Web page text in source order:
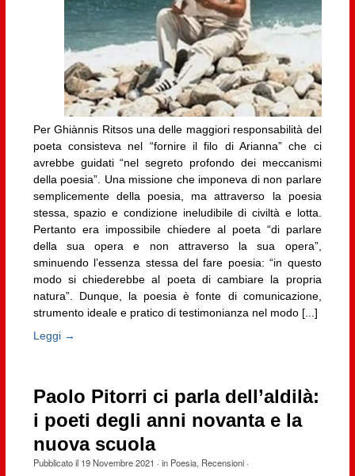
Per Ghiànnis Ritsos una delle maggiori responsabilità del
poeta consisteva nel “fornire il filo di Arianna” che ci
avrebbe guidati “nel segreto profondo dei meccanismi
della poesia”. Una missione che imponeva di non parlare
semplicemente della poesia, ma attraverso la poesia
stessa, spazio e condizione ineludibile di civiltà e lotta.
Pertanto era impossibile chiedere al poeta “di parlare
della sua opera e non attraverso la sua opera”,
sminuendo l’essenza stessa del fare poesia: “in questo
modo si chiederebbe al poeta di cambiare la propria
natura”. Dunque, la poesia è fonte di comunicazione,
strumento ideale e pratico di testimonianza nel modo [...]
Leggi →
Paolo Pitorri ci parla dell’aldilà:
i poeti degli anni novanta e la
nuova scuola
Pubblicato il 19 Novembre 2021 · in Poesia, Recensioni·